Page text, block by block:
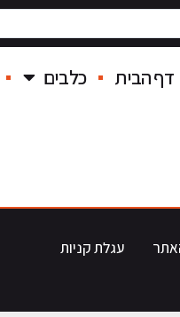
דף הבית כלבים
עגלת קניות